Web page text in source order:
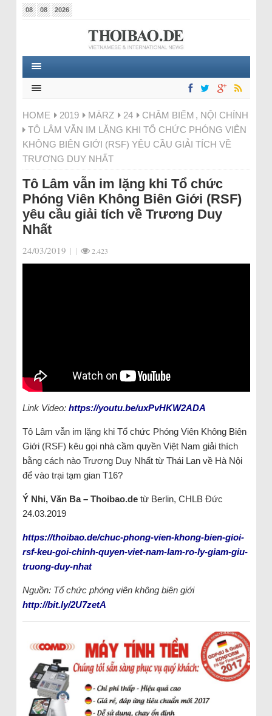
08 08 2026
HOME 2019 MÄRZ 24 CHÂM BIẾM , NỘI CHÍNH
TÔ LÂM VẪN IM LẶNG KHI TỔ CHỨC PHÓNG VIÊN
KHÔNG BIÊN GIỚI (RSF) YÊU CẦU GIẢI TÍCH VỀ
TRƯƠNG DUY NHẤT
Tô Lâm vẫn im lặng khi Tổ chức
Phóng Viên Không Biên Giới (RSF)
yêu cầu giải tích về Trương Duy
Nhất
24/03/2019 | | 2.423
Link Video: https://youtu.be/uxPvHKW2ADA
Tô Lâm vẫn im lặng khi Tổ chức Phóng Viên Không Biên
Giới (RSF) kêu gọi nhà cầm quyền Việt Nam giải thích
bằng cách nào Trương Duy Nhất từ Thái Lan về Hà Nội
để vào trại tạm gian T16?
Ý Nhi, Văn Ba – Thoibao.detừ Berlin, CHLB Đức
24.03.2019
https://thoibao.de/chuc-phong-vien-khong-bien-gioi-
rsf-keu-goi-chinh-quyen-viet-nam-lam-ro-ly-giam-giu-
truong-duy-nhat
Nguồn: Tổ chức phóng viên không biên giới
http://bit.ly/2U7zetA